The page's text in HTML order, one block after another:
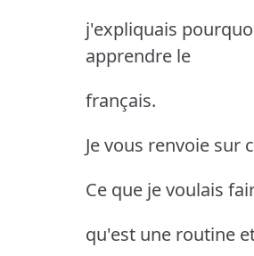
j'expliquais
apprendre le
français.
Je vous renvoie sur
Ce que je voulais
qu'est une routine